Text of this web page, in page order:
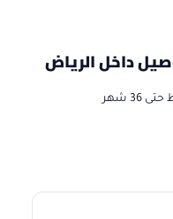
داخل الرياض
شهر